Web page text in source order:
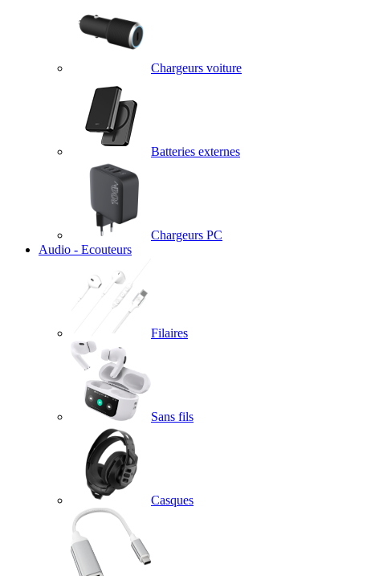
Chargeurs voiture
Batteries externes
Chargeurs PC
Audio - Ecouteurs
Filaires
Sans fils
Casques